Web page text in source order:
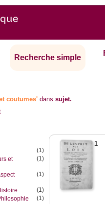
Recherche simple
coutumes' danssujet.
(1)
et
(1)
(1)
(1)
(1)
1